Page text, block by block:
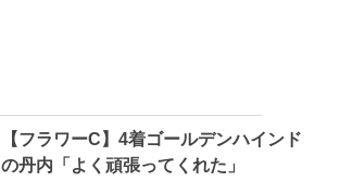
【フラワーC】4着ゴールデンハインド
の丹内「よく頑張ってくれた」